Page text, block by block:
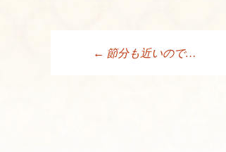
← 節分も近いので…